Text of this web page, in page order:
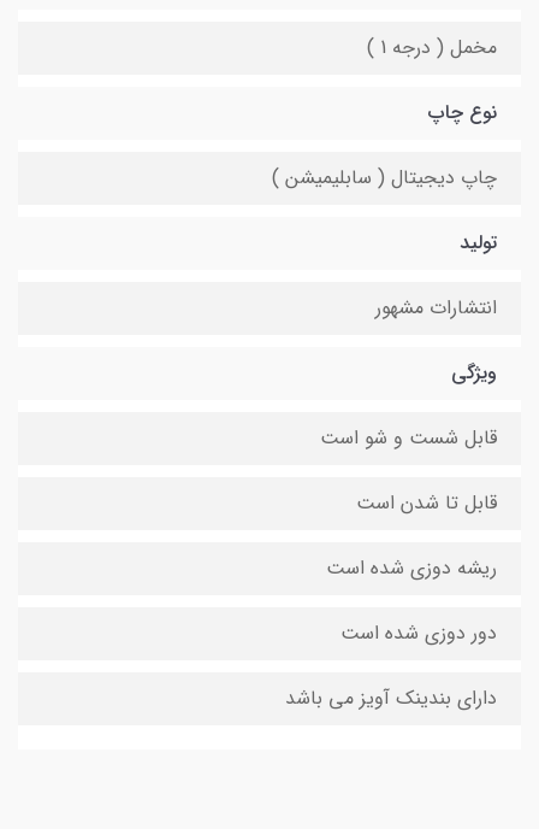
مخمل ( درجه 1 )
نوع چاپ
چاپ دیجیتال ( سابلیمیشن )
تولید
انتشارات مشهور
ویژگی
قابل شست و شو است
قابل تا شدن است
ریشه دوزی شده است
دور دوزی شده است
دارای بندینک آویز می باشد